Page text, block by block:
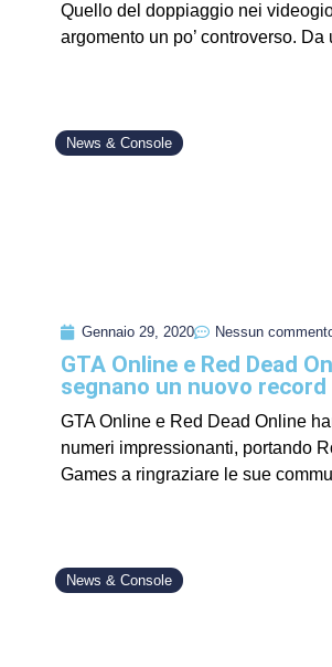
Quello del doppiaggio nei
argomento un po’ controverso. Da
News & Console
Gennaio 29, 2020 Nessun
GTA Online e Red Dead
segnano un nuovo record
GTA Online e Red Dead Online
numeri impressionanti, portando
Games a ringraziare le sue
News & Console